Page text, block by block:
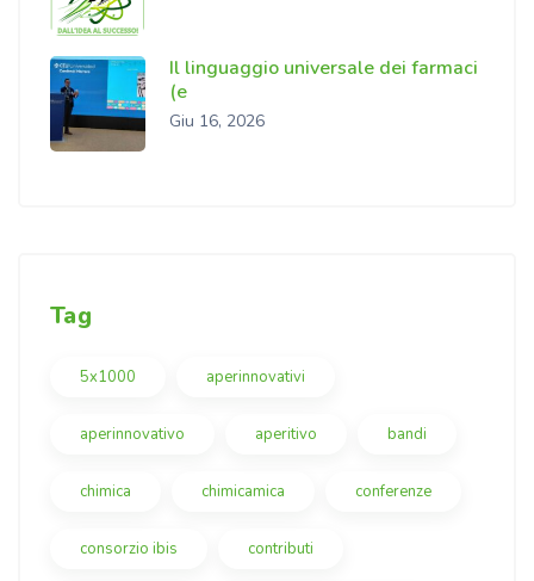
Il linguaggio universale dei farmaci
(e
Giu 16, 2026
Tag
5x1000 aperinnovativi
aperinnovativo aperitivo bandi
chimica chimicamica conferenze
consorzio ibis contributi